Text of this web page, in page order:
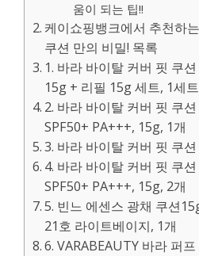
움이 되는 팁!!
케이쇼핑뱅크에서 추천하
쿠션 만의 비밀! 목록
1. 바라 바이탈 커버 핏 쿠
15g + 리필 15g 세트, 1세트
2. 바라 바이탈 커버 핏 쿠
SPF50+ PA+++, 15g, 1개
3. 바라 바이탈 커버 핏 쿠
4. 바라 바이탈 커버 핏 쿠
SPF50+ PA+++, 15g, 2개
5. 빈느 에센스 광채 쿠션
21호 라이트베이지, 1개
6. VARABEAUTY 바라 퍼